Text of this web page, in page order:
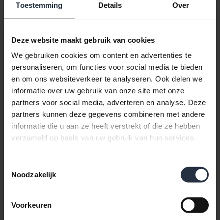
Toestemming Details Over
Deze website maakt gebruik van cookies
We gebruiken cookies om content en advertenties te
personaliseren, om functies voor social media te bieden
en om ons websiteverkeer te analyseren. Ook delen we
informatie over uw gebruik van onze site met onze
partners voor social media, adverteren en analyse. Deze
partners kunnen deze gegevens combineren met andere
informatie die u aan ze heeft verstrekt of die ze hebben
verzameld op basis van uw gebruik van hun services.
Noodzakelijk
Voorkeuren
Quick Start-handleiding
0.78 MB - pdf
Ga naar alle documenten voor het product
Video's